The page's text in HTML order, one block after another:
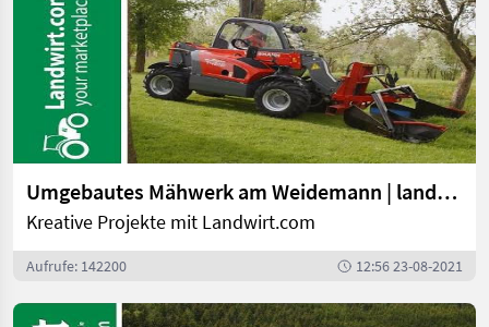
Umgebautes Mähwerk am Weidemann | landwirt.com
Kreative Projekte mit Landwirt.com
Aufrufe: 142200 12:56 23-08-2021